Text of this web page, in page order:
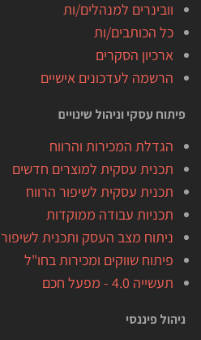
וובינרים למנהלים/ות
כל הכותבים/ות
ארכיון הסקרים
הרשמה לעדכונים אישיים
פיתוח עסקי וניהול שינויים
הגדלת המכירות והרווח
תכנית עסקית למוצרים חדשים
תכנית עסקית לשיפור הרווח
תכניות עבודה ממוקדות
ניתוח מצב העסק ותכנית לשיפור
פיתוח שווקים ומכירות בחו"ל
תעשייה 4.0 - מפעל חכם
ניהול פיננסי